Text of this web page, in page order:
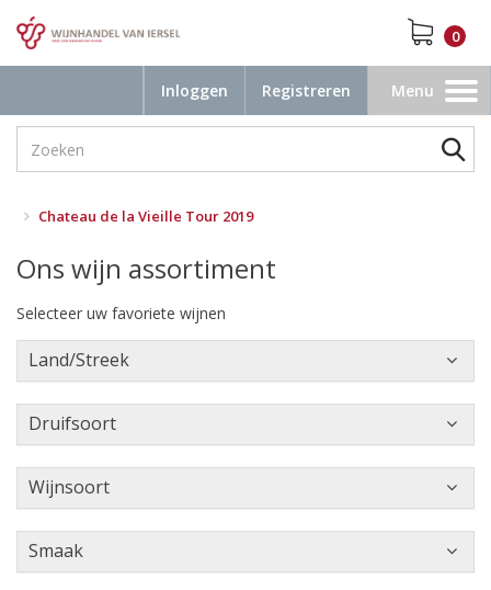
0
Inloggen Registreren
Toggle
navigation
Menu
Chateau de la Vieille Tour 2019
Ons wijn assortiment
Selecteer uw favoriete wijnen
Land/Streek
Druifsoort
Wijnsoort
Smaak